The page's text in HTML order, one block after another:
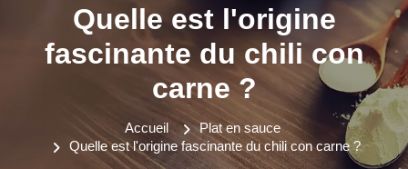
Quelle est l'origine
fascinante du chili con
carne ?
Accueil
Plat en sauce
Quelle est l'origine fascinante du chili con carne ?